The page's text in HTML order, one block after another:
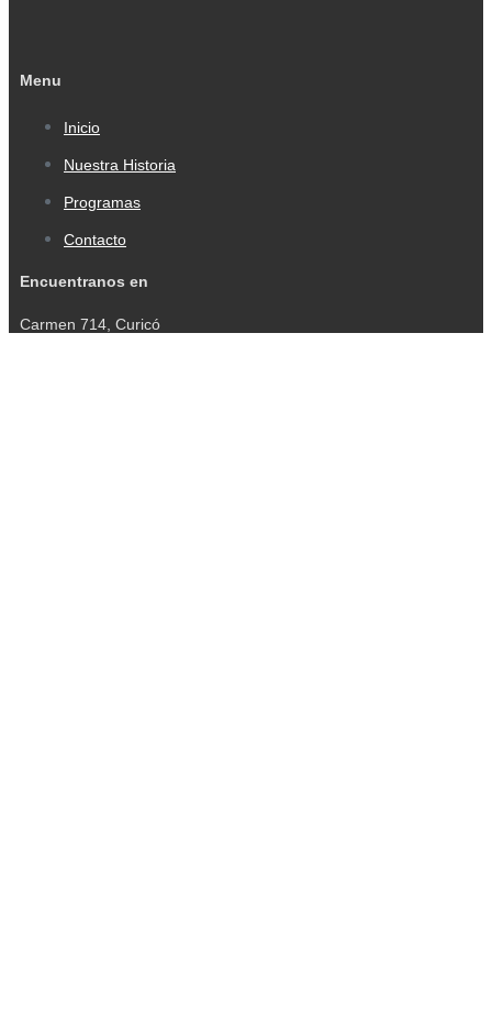
Menu
Inicio
Nuestra Historia
Programas
Contacto
Encuentranos en
Carmen 714, Curicó